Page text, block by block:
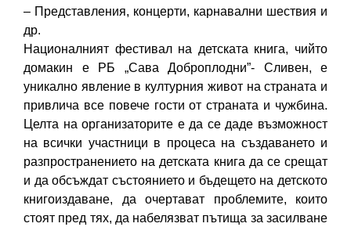
– Представления, концерти, карнавални шествия и
др.
Националният фестивал на детската книга, чийто
домакин е РБ „Сава Доброплодни”- Сливен, е
уникално явление в културния живот на страната и
привлича все повече гости от страната и чужбина.
Целта на организаторите е да се даде възможност
на всички участници в процеса на създаването и
разпространението на детската книга да се срещат
и да обсъждат състоянието и бъдещето на детското
книгоиздаване, да очертават проблемите, които
стоят пред тях, да набелязват пътища за засилване